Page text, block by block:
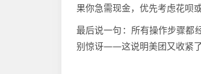
果你急需现金，优先考虑花呗
最后说一句：所有操作步骤都
别惊讶——这说明美团又收紧了